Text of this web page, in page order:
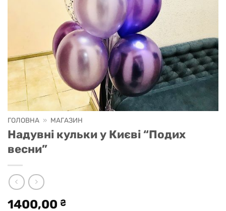
ГОЛОВНА » МАГАЗИН
Надувні кульки у Києві “Подих
весни”
1400,00 ₴